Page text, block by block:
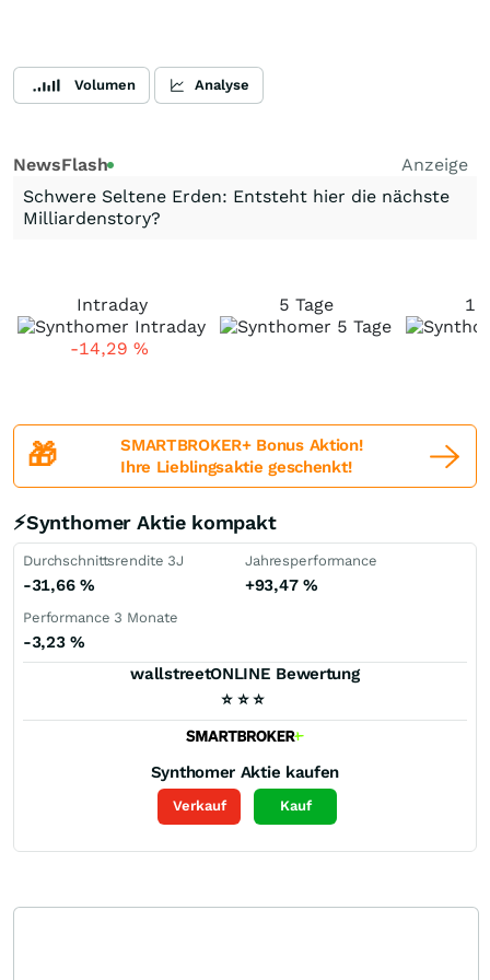
Volumen Analyse
NewsFlash
Anzeige
Schwere Seltene Erden: Entsteht hier die nächste
Milliardenstory?
Intraday
-14,29 %
5 Tage 1
🎁
SMARTBROKER+ Bonus Aktion!
Ihre Lieblingsaktie geschenkt!
⚡Synthomer Aktie kompakt
Durchschnittsrendite 3J
-31,66 %
Jahresperformance
+93,47 %
Performance 3 Monate
-3,23%
wallstreetONLINE Bewertung
⭐ ⭐ ⭐
Synthomer Aktie kaufen
Verkauf Kauf